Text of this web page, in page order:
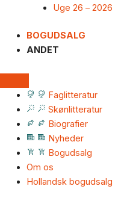
Uge 26 – 2026
BOGUDSALG
ANDET
Faglitteratur
Skønlitteratur
Biografier
Nyheder
Bogudsalg
Om os
Hollandsk bogudsalg